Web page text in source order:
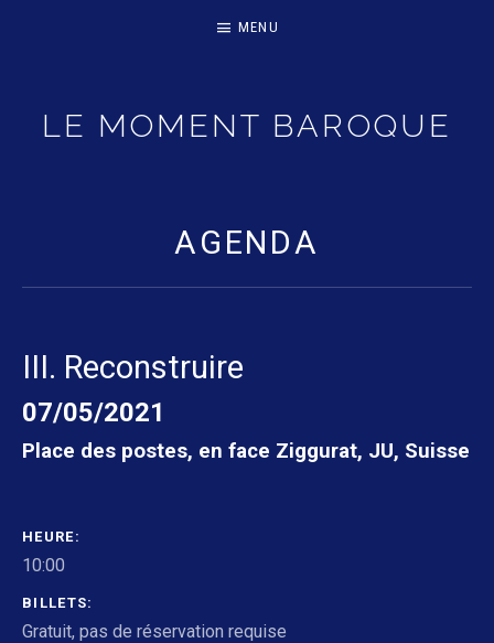
LE MOMENT BAROQUE
MENU
AGENDA
III. Reconstruire
07/05/2021
Place des postes, en face Ziggurat, JU, Suisse
DÉTAILS DU CONCERT
HEURE
10:00
BILLETS
Gratuit, pas de réservation requise